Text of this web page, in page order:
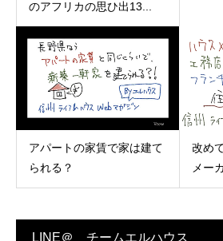
のアフリカの思ひ出13...
アパートの家賃で家は建て
られる？
改め
メー
LINE＠ チームエルハウス